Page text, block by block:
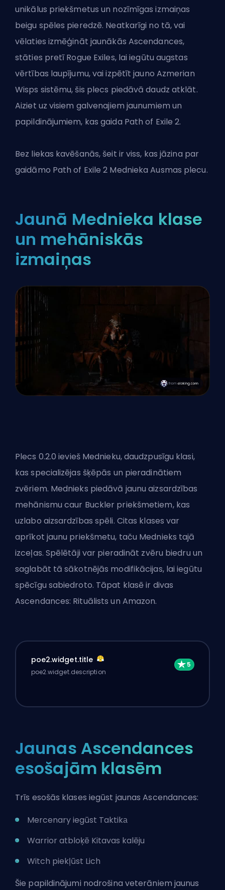
unikālus priekšmetus un nozīmīgas izmaiņas
beigu spēles pieredzē. Neatkarīgi no tā, vai
vēlaties izmēģināt jaunākās Ascendances,
stāties pretī Rogue Exiles, lai iegūtu augstas
vērtības laupījumu, vai izpētīt jauno Azmerian
Wisps sistēmu, šis plecs piedāvā daudz atklāt.
Aiziet uz visiem galvenajiem jaunumiem un
papildinājumiem, kas gaida Path of Exile 2.
Bez liekas kavēšanās, šeit ir viss, kas jāzina par
gaidāmo Path of Exile 2 Mednieka Ausmas plecu.
Jaunā Mednieka klase
un mehāniskās
izmaiņas
Plecs 0.2.0ievieš Mednieku,daudzpusīgu klasi,
kas specializējas šķēpās un pieradinātiem
zvēriem. Mednieks piedāvā jaunu aizsardzības
mehānismu caur Buckler priekšmetiem, kas
uzlabo aizsardzības spēli. Citas klases var
aprīkot jaunu priekšmetu, taču Mednieks tajā
izceļas. Spēlētāji var pieradināt zvēru biedru un
saglabāt tā sākotnējās modifikācijas, lai iegūtu
spēcīgu sabiedroto. Tāpat klasē ir divas
Ascendances: Rituālists un Amazon.
poe2.widget.title
poe2.widget.description
Jaunas Ascendances
esošajām klasēm
Trīs esošās klases iegūst jaunas Ascendances:
Mercenary iegūst Taktikа
Warrior atbloķē Kitavas kalēju
Witch piekļūst Lich
Šie papildinājumi nodrošina veterāniem jaunus